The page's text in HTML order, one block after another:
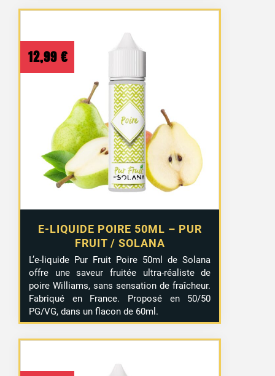
E-LIQUIDE POIRE 50ML – PUR
FRUIT / SOLANA
12,99 €
L’e-liquide Pur Fruit Poire 50ml de Solana
offre une saveur fruitée ultra-réaliste de
poire Williams, sans sensation de fraîcheur.
Fabriqué en France. Proposé en 50/50
PG/VG, dans un flacon de 60ml.